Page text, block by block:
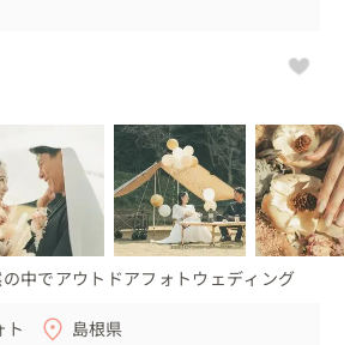
の中でアウトドアフォトウェディング
ト
島根県